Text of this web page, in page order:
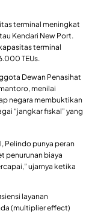
terminal meningkat
Kendari New Port.
terminal
TEUs.
Dewan Penasihat
menilai
negara membuktikan
“jangkar fiskal” yang
Pelindo punya peran
penurunan biaya
ujarnya ketika
layanan
(multiplier effect)